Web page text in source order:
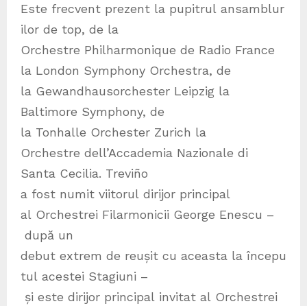
Este frecvent prezent la pupitrul ansamblur
ilor de top, de la
Orchestre Philharmonique de Radio France
la London Symphony Orchestra, de
la Gewandhausorchester Leipzig la
Baltimore Symphony, de
la Tonhalle Orchester Zurich la
Orchestre dell’Accademia Nazionale di
Santa Cecilia. Treviño
a fost numit viitorul dirijor principal
al Orchestrei Filarmonicii George Enescu –
după un
debut extrem de reușit cu aceasta la începu
tul acestei Stagiuni –
și este dirijor principal invitat al Orchestrei